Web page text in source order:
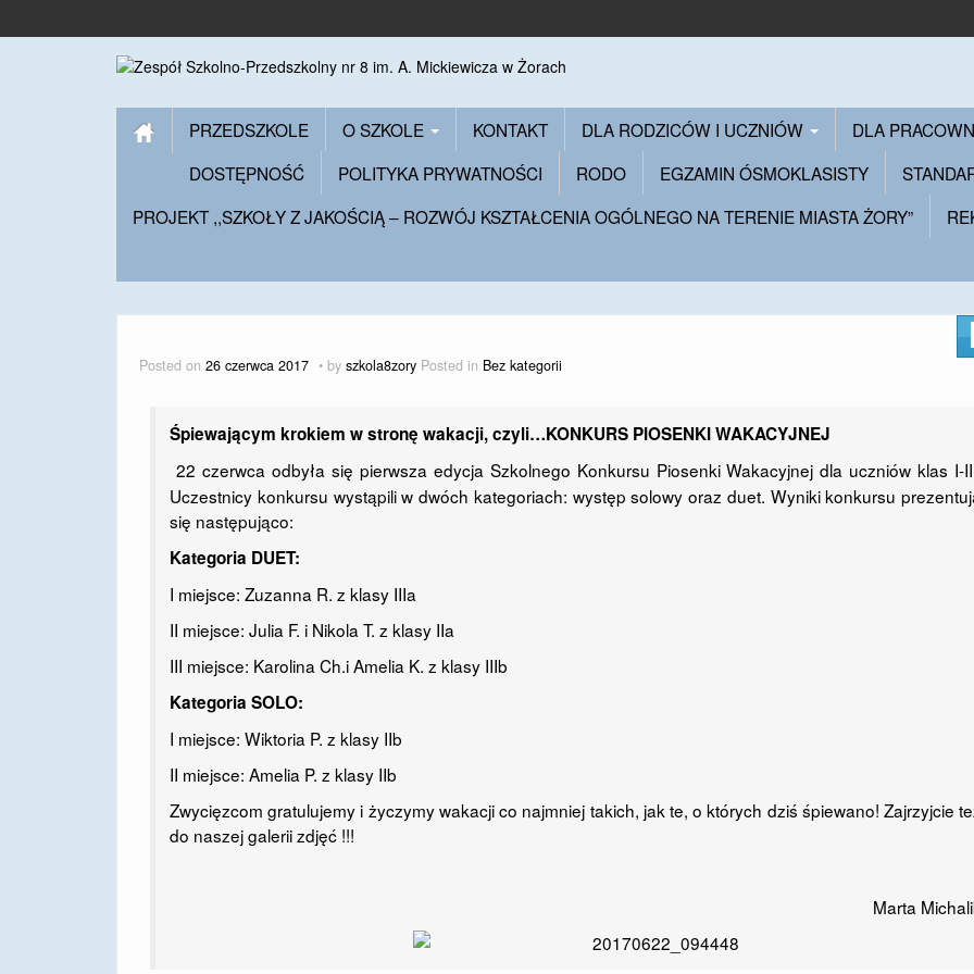
PRZEDSZKOLE O SZKOLE KONTAKT DLA RODZICÓW I UCZNIÓW DLA
DOSTĘPNOŚĆ
POLITYKA PRYWATNOŚCI RODO EGZAMIN ÓSMOKLASISTY
PROJEKT ,,SZKOŁY Z JAKOŚCIĄ – ROZWÓJ KSZTAŁCENIA OGÓLNEGO NA TERENIE MIASTA ŻORY”
Posted on 26 czerwca 2017 by szkola8zory Posted in Bez kategorii
Śpiewającym krokiem w stronę wakacji, czyli…KONKURS PIOSENKI WAKACYJNEJ
22 czerwca odbyła się pierwsza edycja Szkolnego Konkursu Piosenki Wakacyjnej dla uczniów klas I-
Uczestnicy konkursu wystąpili w dwóch kategoriach: występ solowy oraz duet. Wyniki konkursu
się następująco:
Kategoria DUET:
I miejsce: Zuzanna R. z klasy IIIa
II miejsce: Julia F. i Nikola T. z klasy IIa
III miejsce: Karolina Ch.i Amelia K. z klasy IIIb
Kategoria SOLO:
I miejsce: Wiktoria P. z klasy IIb
II miejsce: Amelia P. z klasy IIb
Zwycięzcom gratulujemy i życzymy wakacji co najmniej takich, jak te, o których dziś śpiewano! Zajrzyjcie
do naszej galerii zdjęć !!!
Marta